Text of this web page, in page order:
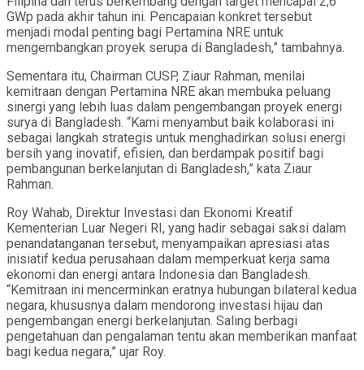
GWp pada akhir tahun ini. Pencapaian konkret tersebut
menjadi modal penting bagi Pertamina NRE untuk
mengembangkan proyek serupa di Bangladesh,” tambahnya.
Sementara itu, Chairman CUSP, Ziaur Rahman, menilai
kemitraan dengan Pertamina NRE akan membuka peluang
sinergi yang lebih luas dalam pengembangan proyek energi
surya di Bangladesh. “Kami menyambut baik kolaborasi ini
sebagai langkah strategis untuk menghadirkan solusi energi
bersih yang inovatif, efisien, dan berdampak positif bagi
pembangunan berkelanjutan di Bangladesh,” kata Ziaur
Rahman.
Roy Wahab, Direktur Investasi dan Ekonomi Kreatif
Kementerian Luar Negeri RI, yang hadir sebagai saksi dalam
penandatanganan tersebut, menyampaikan apresiasi atas
inisiatif kedua perusahaan dalam memperkuat kerja sama
ekonomi dan energi antara Indonesia dan Bangladesh.
“Kemitraan ini mencerminkan eratnya hubungan bilateral kedua
negara, khususnya dalam mendorong investasi hijau dan
pengembangan energi berkelanjutan. Saling berbagi
pengetahuan dan pengalaman tentu akan memberikan manfaat
bagi kedua negara,” ujar Roy.